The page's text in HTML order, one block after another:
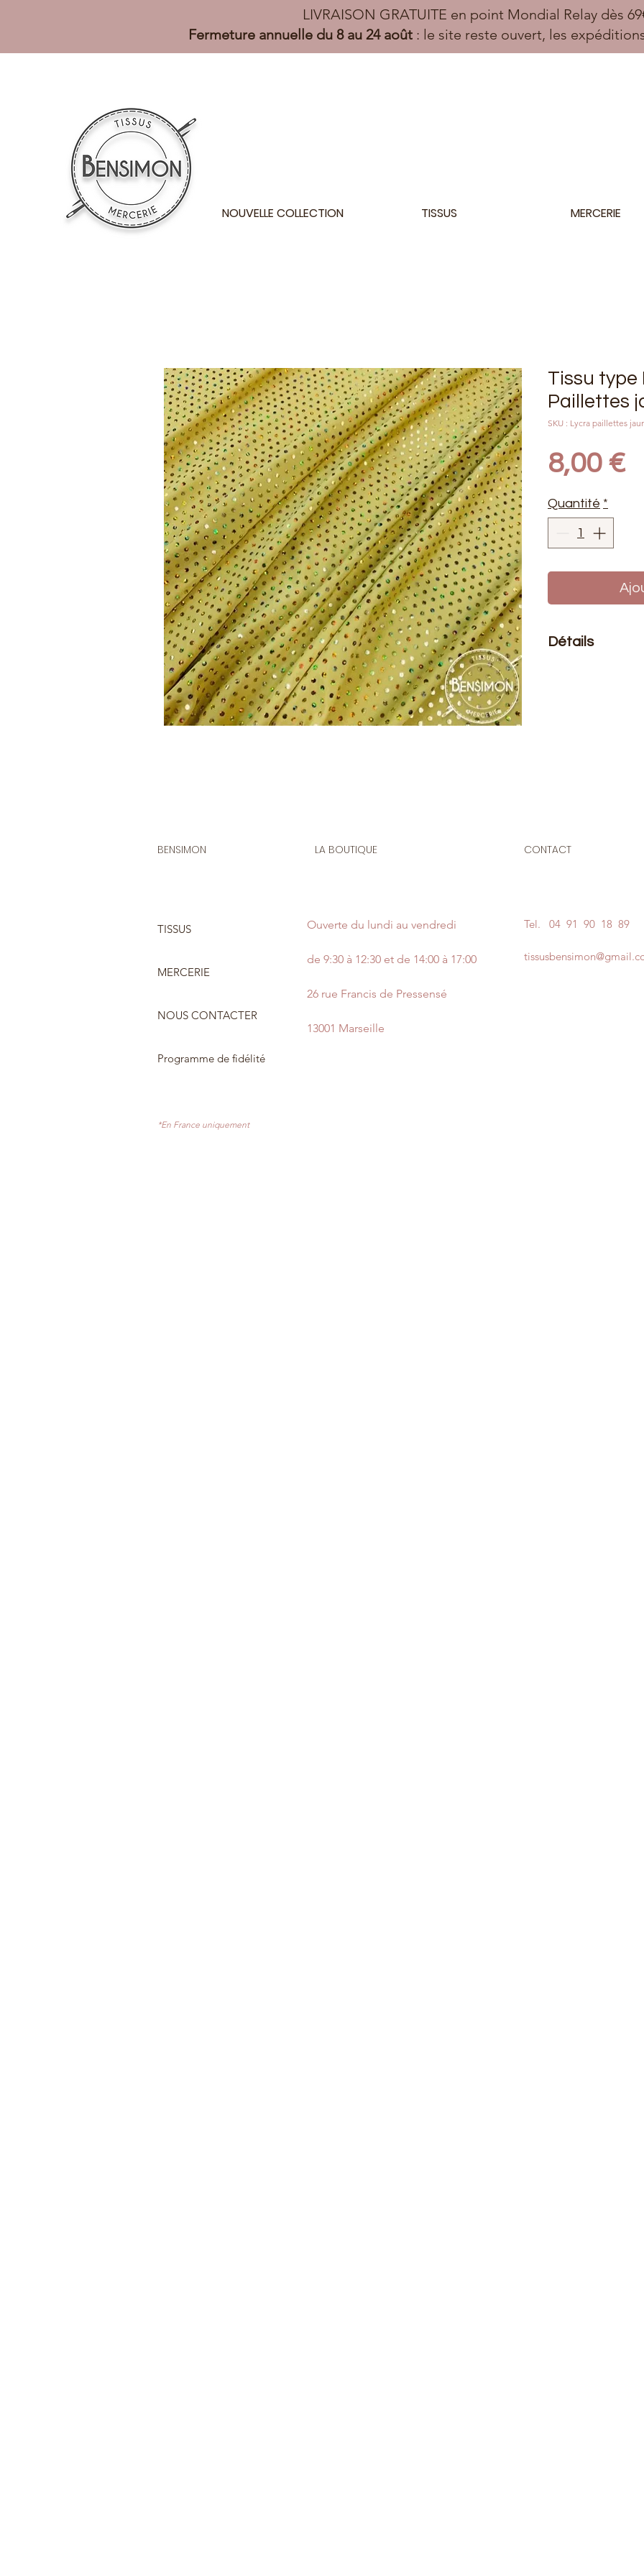
LIVRAISON GRATUITE en point Mondial Relay dès
Fermeture annuelle du 8 au 24 août: le site reste ouvert, les
NOUVELLE COLLECTION TISSUS MERCERIE
Tissu type
Paillettes
SKU : Lycra paillettes
8,00 €
Quantité *
Détails
et résistant. Très
vêtements de
BENSIMON
TISSUS
MERCERIE
NOUS CONTACTER
Programme de fidélité
LA BOUTIQUE
Ouverte du lundi au vendredi
de 9:30 à 12:30 et de 14:00 à 17:00
26 rue Francis de Pressensé
13001 Marseille
CONTACT
Tel. 04 91 90 18 89
*En France uniquement